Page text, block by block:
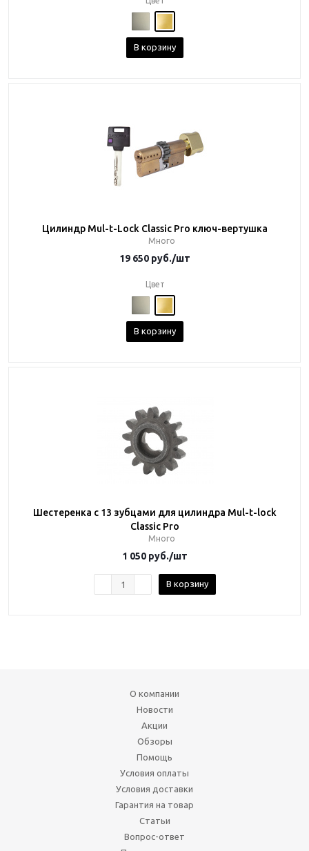
В корзину
Цилиндр Mul-t-Lock Classic Pro ключ-вертушка
Много
19 650 руб./шт
Цвет
В корзину
Шестеренка с 13 зубцами для цилиндра Mul-t-lock
Classic Pro
Много
1 050 руб./шт
В корзину
О компании
Новости
Акции
Обзоры
Помощь
Условия оплаты
Условия доставки
Гарантия на товар
Статьи
Вопрос-ответ